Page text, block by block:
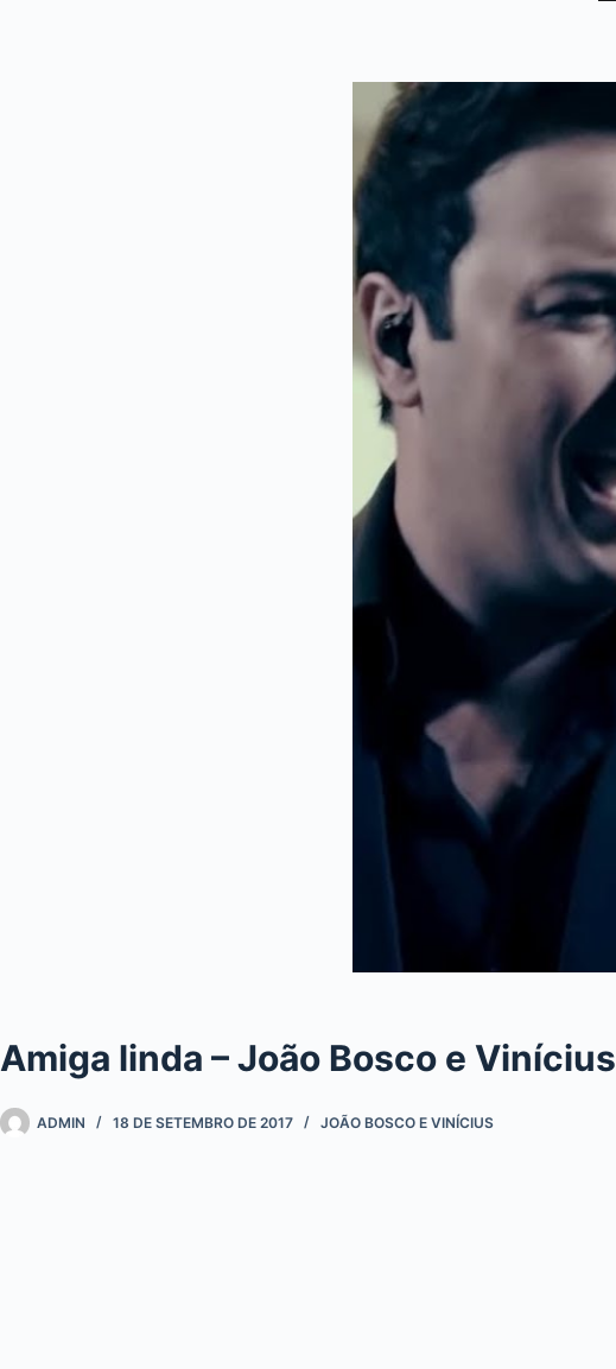
Amiga linda – João Bosco e Vinícius
ADMIN 18 DE SETEMBRO DE 2017 JOÃO BOSCO E VINÍCIUS